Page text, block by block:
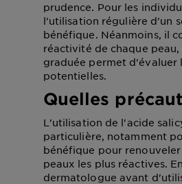
prudence. Pour les
l'utilisation régulière d'un
bénéfique. Néanmoins, il
réactivité de chaque
graduée permet d'évaluer
potentielles.
Quelles
L'utilisation de l'acide
particulière, notamment
bénéfique pour
peaux les plus réactives.
dermatologue avant